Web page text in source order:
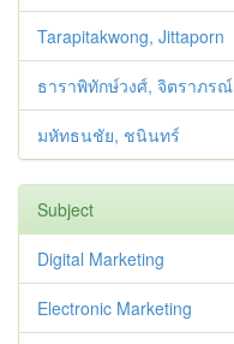
Tarapitakwong, Jittaporn
ธาราพิทักษ์วงศ์, จิตราภรณ์
มหัทธนชัย, ชนินทร์
Subject
Digital Marketing
Electronic Marketing